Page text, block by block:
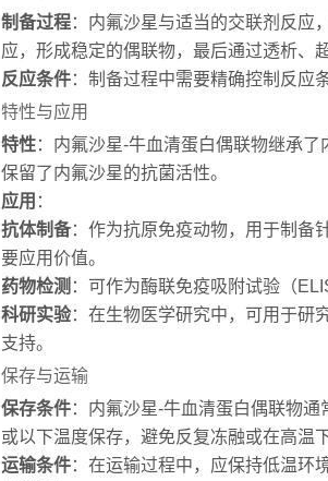
制备过程：内氟沙星与适当的交联剂反应
应，形成稳定的偶联物，最后通过透析、
反应条件：制备过程中需要精确控制反应
特性与应用
特性：内氟沙星-牛血清蛋白偶联物继承
保留了内氟沙星的抗菌活性。
应用 ：
抗体制备：作为抗原免疫动物，用于制备
要应用价值。
药物检测 ：可作为酶联免疫吸附试验（
科研实验：在生物医学研究中，可用于研
支持。
保存与运输
保存条件：内氟沙星-牛血清蛋白偶联物
或以下温度保存，避免反复冻融或在高温
运输条件：在运输过程中，应保持低温环